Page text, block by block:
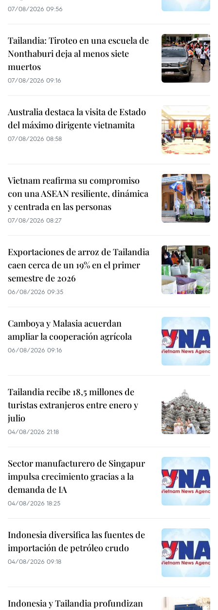
07/08/2026 09:56
Tailandia: Tiroteo en una escuela de
Nonthaburi deja al menos siete
muertos
07/08/2026 09:16
Australia destaca la visita de Estado
del máximo dirigente vietnamita
07/08/2026 08:58
Vietnam reafirma su compromiso
con una ASEAN resiliente, dinámica
y centrada en las personas
07/08/2026 08:27
Exportaciones de arroz de Tailandia
caen cerca de un 19% en el primer
semestre de 2026
06/08/2026 09:35
Camboya y Malasia acuerdan
ampliar la cooperación agrícola
06/08/2026 09:16
Tailandia recibe 18,5 millones de
turistas extranjeros entre enero y
julio
04/08/2026 21:18
Sector manufacturero de Singapur
impulsa crecimiento gracias a la
demanda de IA
04/08/2026 18:25
Indonesia diversifica las fuentes de
importación de petróleo crudo
04/08/2026 09:18
Indonesia y Tailandia profundizan